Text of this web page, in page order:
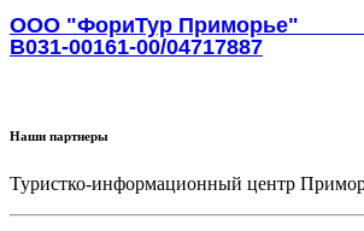
ООО "ФориТур
В031-00161-00/04717887
Наши партнеры
Туристко-информационный центр